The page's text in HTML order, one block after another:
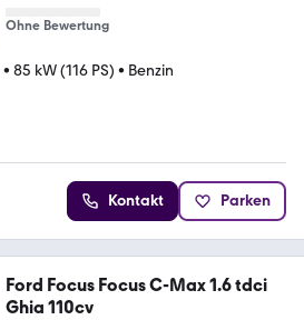
Ohne Bewertung
• 85 kW (116 PS) • Benzin
Kontakt Parken
Ford Focus Focus C-Max 1.6 tdci
Ghia 110cv